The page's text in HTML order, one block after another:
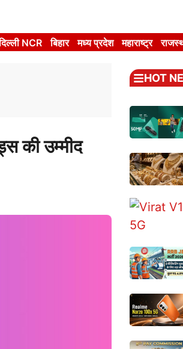
NCR बिहार मध्य प्रदेश महाराष्ट्र
की उम्मीद
HOT